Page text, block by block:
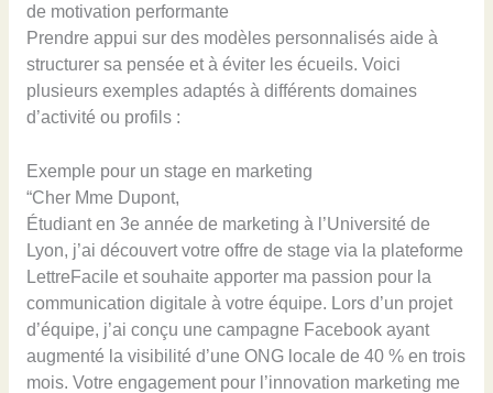
de motivation performante
Prendre appui sur des modèles personnalisés aide à
structurer sa pensée et à éviter les écueils. Voici
plusieurs exemples adaptés à différents domaines
d’activité ou profils :
Exemple pour un stage en marketing
“Cher Mme Dupont,
Étudiant en 3e année de marketing à l’Université de
Lyon, j’ai découvert votre offre de stage via la plateforme
LettreFacile et souhaite apporter ma passion pour la
communication digitale à votre équipe. Lors d’un projet
d’équipe, j’ai conçu une campagne Facebook ayant
augmenté la visibilité d’une ONG locale de 40 % en trois
mois. Votre engagement pour l’innovation marketing me